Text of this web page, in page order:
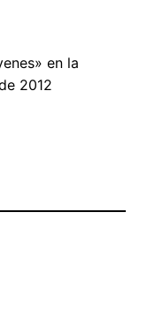
en la
2012